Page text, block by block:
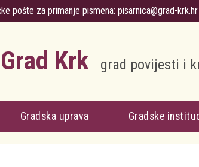
pošte za primanje pismena: pisarnica@grad-krk.hr
Grad Krk grad povijesti i
Gradska uprava Gradske